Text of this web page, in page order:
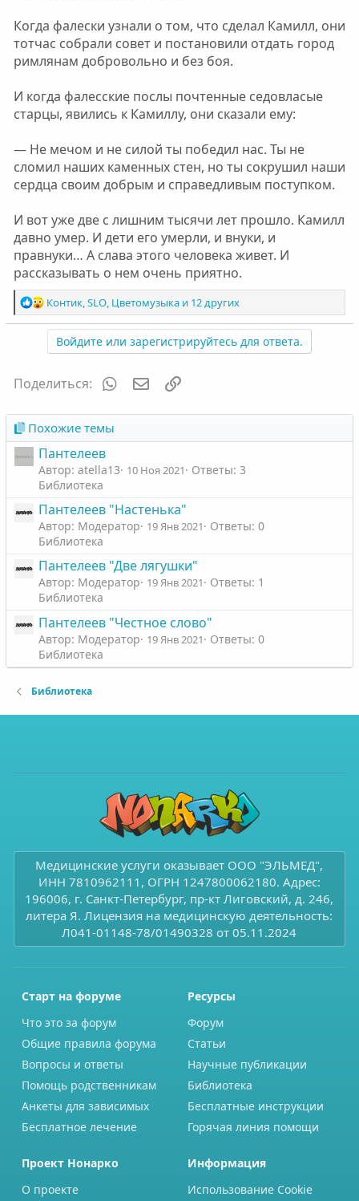
Когда фалески узнали о том, что сделал Камилл, они
тотчас собрали совет и постановили отдать город
римлянам добровольно и без боя.
И когда фалесские послы почтенные седовласые
старцы, явились к Камиллу, они сказали ему:
— Не мечом и не силой ты победил нас. Ты не
сломил наших каменных стен, но ты сокрушил наши
сердца своим добрым и справедливым поступком.
И вот уже две с лишним тысячи лет прошло. Камилл
давно умер. И дети его умерли, и внуки, и
правнуки… А слава этого человека живет. И
рассказывать о нем очень приятно.
Р
е
а
и
Контик,SLO, Цветомузыкаи 12 других
Войдите или зарегистрируйтесь для ответа.
Поделиться: WhatsAppЭлектронная почта
Похожие темы
Пантелеев
Автор: atella13 10 Ноя 2021
Ответы: 3
Библиотека
Пантелеев "Настенька"
Автор: Модератор 19 Янв 2021
Ответы: 0
Библиотека
Пантелеев "Две лягушки"
Автор: Модератор 19 Янв 2021
Ответы: 1
Библиотека
Пантелеев "Честное слово"
Автор: Модератор 19 Янв 2021
Ответы: 0
Библиотека
Библиотека
Медицинские услуги оказывает ООО "ЭЛЬМЕД",
ИНН 7810962111, ОГРН 1247800062180. Адрес:
196006, г. Санкт-Петербург, пр-кт Лиговский, д. 246,
литера Я. Лицензия на медицинскую деятельность:
Л041-01148-78/01490328 от 05.11.2024
Старт на форуме
Что это за форум
Общие правила форума
Вопросы и ответы
Помощь родственникам
Анкеты для зависимых
Бесплатное лечение
Ресурсы
Форум
Статьи
Научные публикации
Библиотека
Бесплатные инструкции
Горячая линия помощи
Проект Нонарко
О проекте
Информация
Использование Cookie